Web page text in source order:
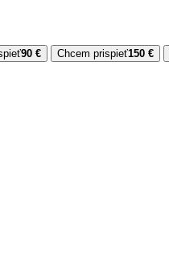
90 € Chcem prispieť150 €